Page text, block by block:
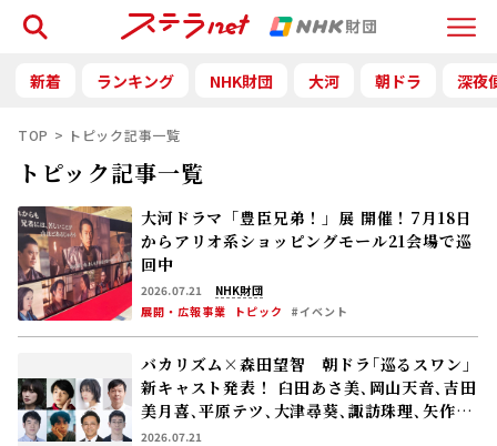
Menu
検索
新着 ランキング NHK財団 大河 朝ドラ 深夜
TOP トピック記事一覧
トピック記事一覧
大河ドラマ「豊臣兄弟！」展 開催！――7月18日
からアリオ系ショッピングモール21会場で巡
回中
2026.07.21
NHK財団
展開・広報事業
トピック #イベント
バカリズム×森田望智 朝ドラ｢巡るスワン｣
新キャスト発表！ 臼田あさ美､岡山天音､吉田
美月喜､平原テツ､大津尋葵､諏訪珠理､矢作
兼､野間口徹
2026.07.21